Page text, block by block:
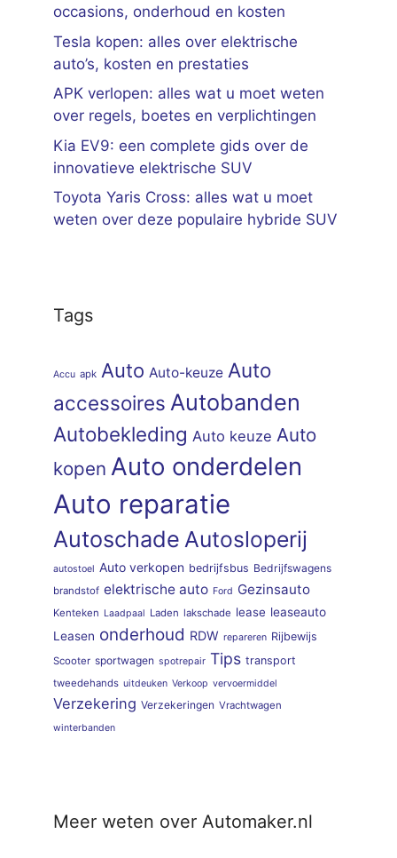
occasions, onderhoud en kosten
Tesla kopen: alles over elektrische
auto’s, kosten en prestaties
APK verlopen: alles wat u moet weten
over regels, boetes en verplichtingen
Kia EV9: een complete gids over de
innovatieve elektrische SUV
Toyota Yaris Cross: alles wat u moet
weten over deze populaire hybride SUV
Tags
Accu apk Auto Auto-keuze Auto
accessoires Autobanden
Autobekleding Auto keuze Auto
kopen Auto onderdelen
Auto reparatie
Autoschade Autosloperij
autostoel Auto verkopen bedrijfsbus Bedrijfswagens
brandstof elektrische auto Ford Gezinsauto
Kenteken Laadpaal Laden lakschade lease leaseauto
Leasen onderhoud RDW repareren Rijbewijs
Scooter sportwagen spotrepair Tips transport
tweedehands uitdeuken Verkoop vervoermiddel
Verzekering Verzekeringen Vrachtwagen
winterbanden
Meer weten over Automaker.nl